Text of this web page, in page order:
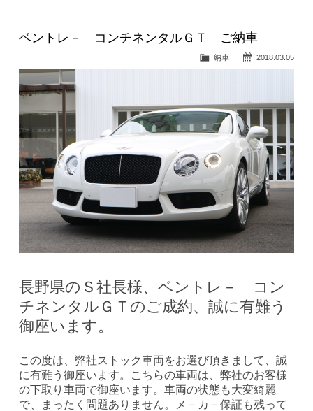
ベントレ－ コンチネンタルＧＴ ご納車
2018.03.05
納車
長野県のＳ社長様、ベントレ－ コン
チネンタルＧＴのご成約、誠に有難う
御座います。
この度は、弊社ストック車両をお選び頂きまして、誠
に有難う御座います。こちらの車両は、弊社のお客様
の下取り車両で御座います。車両の状態も大変綺麗
で、まったく問題ありません。メ－カ－保証も残って